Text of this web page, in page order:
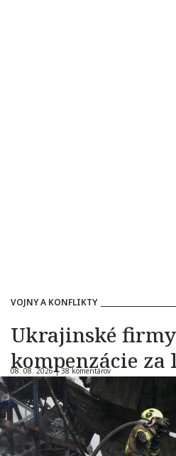
VOJNY A KONFLIKTY
Ukrajinské
kompenzácie
08. 08. 2026 |38 komentárov